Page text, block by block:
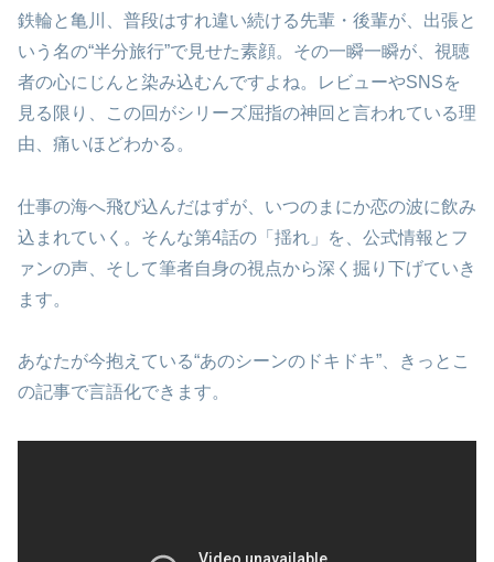
鉄輪と亀川、普段はすれ違い続ける先輩・後輩が、出張と
いう名の“半分旅行”で見せた素顔。その一瞬一瞬が、視聴
者の心にじんと染み込むんですよね。レビューやSNSを
見る限り、この回がシリーズ屈指の神回と言われている理
由、痛いほどわかる。
仕事の海へ飛び込んだはずが、いつのまにか恋の波に飲み
込まれていく。そんな第4話の「揺れ」を、公式情報とフ
ァンの声、そして筆者自身の視点から深く掘り下げていき
ます。
あなたが今抱えている“あのシーンのドキドキ”、きっとこ
の記事で言語化できます。